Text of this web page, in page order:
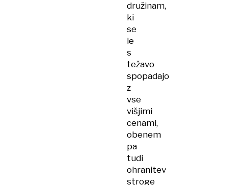
družinam,
ki
se
le
s
težavo
spopadajo
z
vse
višjimi
cenami,
obenem
pa
tudi
ohranitev
stroge